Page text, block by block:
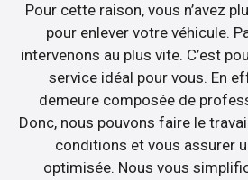
Pour cette raison, vous n’avez
pour enlever votre véhicule.
intervenons au plus vite. C’est
service idéal pour vous. En
demeure composée de
Donc, nous pouvons faire le
conditions et vous assurer
optimisée. Nous vous